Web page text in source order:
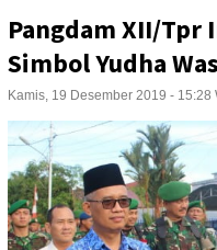
Pangdam XII/Tpr
Simbol Yudha
Kamis, 19 Desember 2019 - 15:28